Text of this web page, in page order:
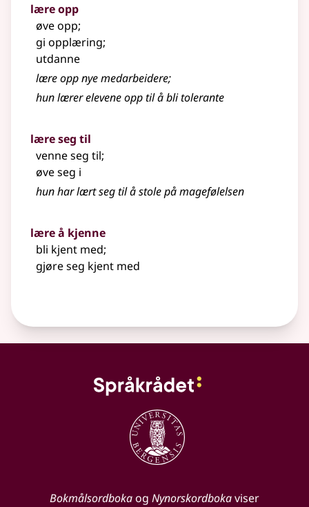
lære opp
øve opp;
gi opplæring;
utdanne
lære opp nye medarbeidere;
hunlærerelevene opp til å bli tolerante
lære seg til
venne seg til;
øve seg i
hun har lært seg til å stole på magefølelsen
lære å kjenne
bli kjent med;
gjøre seg kjent med
Bokmålsordbokaog Nynorskordbokaviser